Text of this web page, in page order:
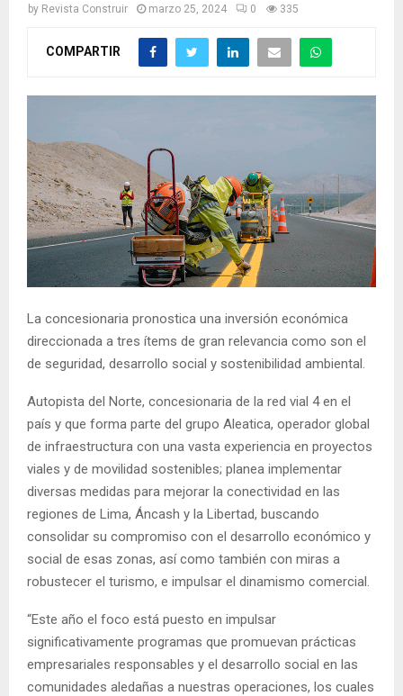
by Revista Construir marzo 25, 2024 0 335
COMPARTIR
La concesionaria pronostica una inversión económica
direccionada a tres ítems de gran relevancia como son el
de seguridad, desarrollo social y sostenibilidad ambiental.
Autopista del Norte, concesionaria de la red vial 4 en el
país y que forma parte del grupo Aleatica, operador global
de infraestructura con una vasta experiencia en proyectos
viales y de movilidad sostenibles; planea implementar
diversas medidas para mejorar la conectividad en las
regiones de Lima, Áncash y la Libertad, buscando
consolidar su compromiso con el desarrollo económico y
social de esas zonas, así como también con miras a
robustecer el turismo, e impulsar el dinamismo comercial.
“Este año el foco está puesto en impulsar
significativamente programas que promuevan prácticas
empresariales responsables y el desarrollo social en las
comunidades aledañas a nuestras operaciones, los cuales